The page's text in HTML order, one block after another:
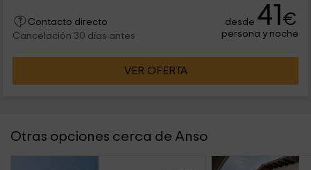
Contacto directo
Cancelación 30 días antes
desde 41€
persona y noche
VER OFERTA
Otras opciones cerca de Anso